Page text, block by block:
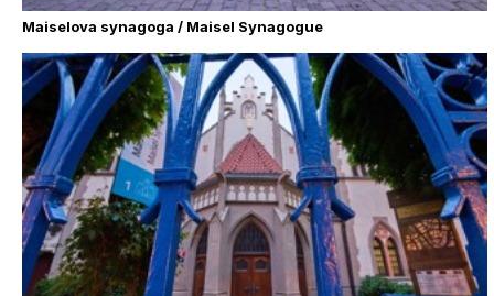
Maiselova synagoga / Maisel Synagogue